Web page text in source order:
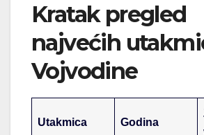
Kratak pregled
najvećih
Vojvodine
Utakmica Godina